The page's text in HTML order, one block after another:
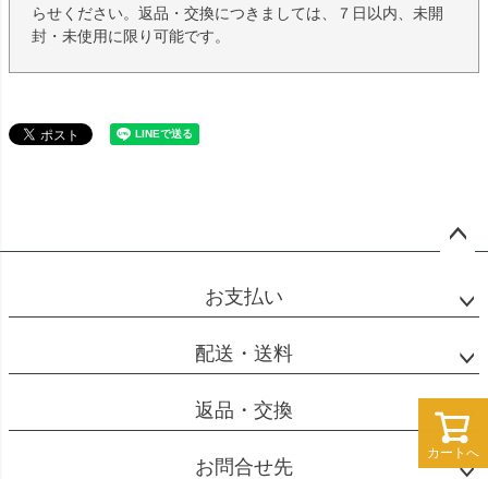
カートへ
カートへ
らせください。返品・交換につきましては、７日以内、未開
封・未使用に限り可能です。
ップ
お支払い
配送・送料
返品・交換
お問合せ先